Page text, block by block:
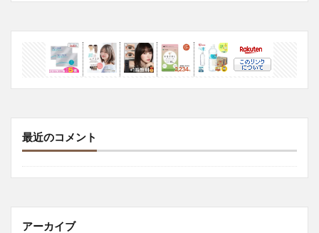
最近のコメント
アーカイブ